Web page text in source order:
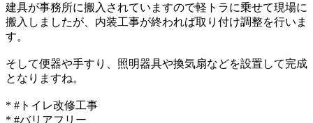
建具が事務所に搬入されていますので軽トラに乗せて現場に
搬入しましたが、内装工事が終われば取り付け調整を行いま
す。
そして便器や手すり、照明器具や換気扇などを設置して完成
となりますね。
* #トイレ改修工事
* #バリアフリー